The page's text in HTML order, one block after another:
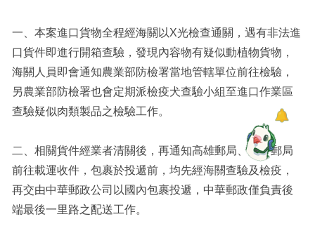
一、本案進口貨物全程經海關以X光檢查通關，遇有非法進
口貨件即進行開箱查驗，發現內容物有疑似動植物貨物，
海關人員即會通知農業部防檢署當地管轄單位前往檢驗，
另農業部防檢署也會定期派檢疫犬查驗小組至進口作業區
查驗疑似肉類製品之檢驗工作。
二、相關貨件經業者清關後，再通知高雄郵局、臺中郵局
前往載運收件，包裹於投遞前，均先經海關查驗及檢疫，
再交由中華郵政公司以國內包裹投遞，中華郵政僅負責後
端最後一里路之配送工作。